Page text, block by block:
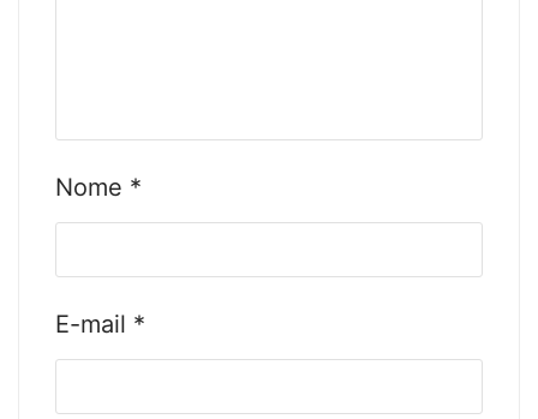
Nome *
E-mail *